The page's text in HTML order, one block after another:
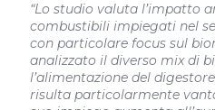
“Lo studio valuta l’impatto
combustibili impiegati nel
con particolare focus sul
analizzato il diverso mix di
l’alimentazione del
risulta particolarmente